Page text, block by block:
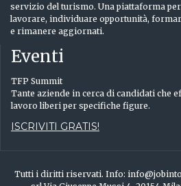
servizio del turismo. Una piattaforma
lavorare, individuare opportunità,
e rimanere aggiornati.
Eventi
TFP Summit
Tante aziende in cerca di candidati che
lavoro liberi per specifiche figure.
ISCRIVITI GRATIS!
Tutti i diritti riservati. Info: